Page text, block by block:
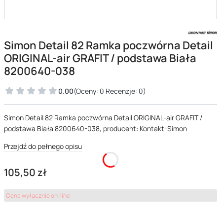
Simon Detail 82 Ramka poczwórna Detail
ORIGINAL-air GRAFIT / podstawa Biała
8200640-038
0.00(Oceny: 0 Recenzje: 0)
Simon Detail 82 Ramka poczwórna Detail ORIGINAL-air GRAFIT /
podstawa Biała 8200640-038, producent: Kontakt-Simon
Przejdź do pełnego opisu
Cena
105,50 zł
Cena wyłącznie on-line